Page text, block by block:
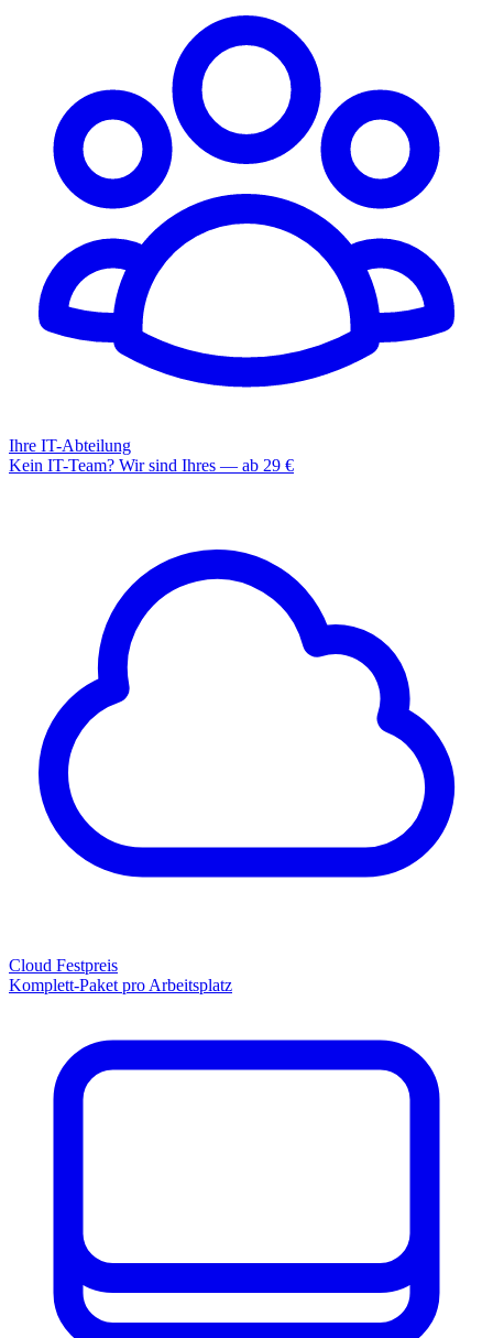
Ihre IT-Abteilung
Kein IT-Team? Wir sind Ihres — ab 29 €
Cloud Festpreis
Komplett-Paket pro Arbeitsplatz